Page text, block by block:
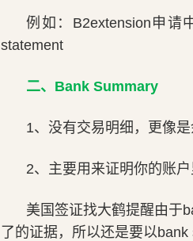
例如：B2extension申请
statement
二、Bank Summary
1、没有交易明细，更像
2、主要用来证明你的账
美国签证找大鹤提醒由于
了的证据，所以还是要以bank